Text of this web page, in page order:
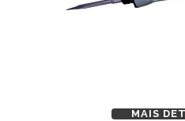
MAIS